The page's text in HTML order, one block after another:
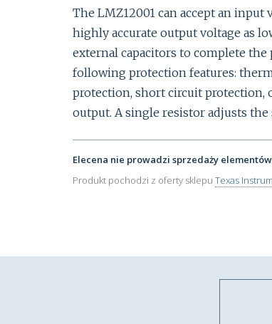
The LMZ12001 can accept an input
highly accurate output voltage as
external capacitors to complete
following protection features:
protection, short circuit protection,
output. A single resistor adjusts
Elecena nie prowadzi sprzedaży
Produkt pochodzi z oferty sklepu Texas